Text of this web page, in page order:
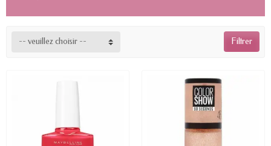
Filtrer
-- veuillez choisir --